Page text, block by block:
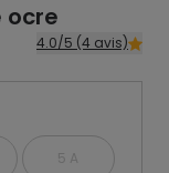
ocre
4.0/5 (4 avis)
5 A